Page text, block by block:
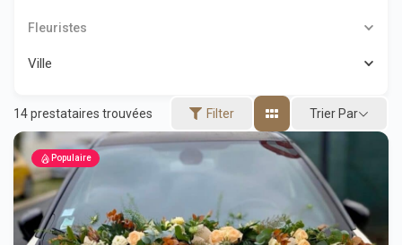
Fleuristes
Ville
14prestataires trouvées Filter Trier Par
Populaire